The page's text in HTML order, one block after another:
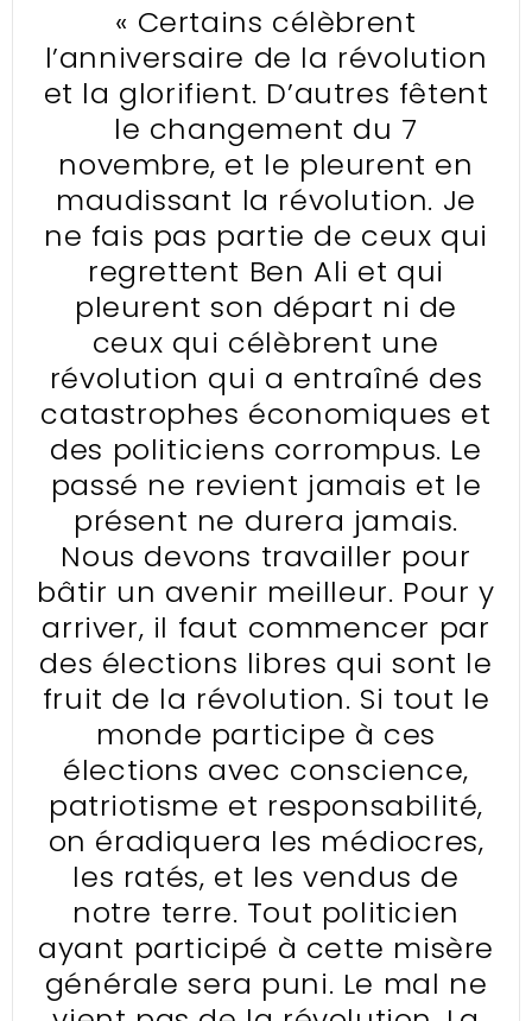
« Certains célèbrent
l’anniversaire de la révolution
et la glorifient. D’autres fêtent
le changement du 7
novembre, et le pleurent en
maudissant la révolution. Je
ne fais pas partie de ceux qui
regrettent Ben Ali et qui
pleurent son départ ni de
ceux qui célèbrent une
révolution qui a entraîné des
catastrophes économiques et
des politiciens corrompus. Le
passé ne revient jamais et le
présent ne durera jamais.
Nous devons travailler pour
bâtir un avenir meilleur. Pour y
arriver, il faut commencer par
des élections libres qui sont le
fruit de la révolution. Si tout le
monde participe à ces
élections avec conscience,
patriotisme et responsabilité,
on éradiquera les médiocres,
les ratés, et les vendus de
notre terre. Tout politicien
ayant participé à cette misère
générale sera puni. Le mal ne